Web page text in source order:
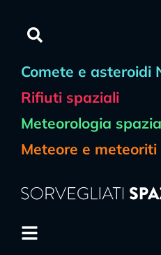
Comete e asteroidi
Rifiuti spaziali
Meteorologia
Meteore e meteoriti